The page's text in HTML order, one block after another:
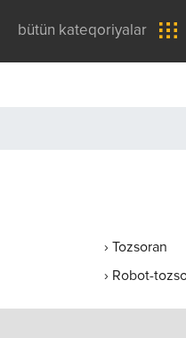
bütün kateqoriyalar
› Tozsoran
› Robot-